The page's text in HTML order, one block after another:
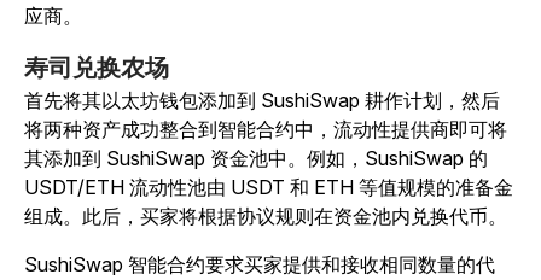
应商。
寿司兑换农场
首先将其以太坊钱包添加到 SushiSwap 耕作计划，然后
将两种资产成功整合到智能合约中，流动性提供商即可将
其添加到 SushiSwap 资金池中。例如，SushiSwap 的
USDT/ETH 流动性池由 USDT 和 ETH 等值规模的准备金
组成。此后，买家将根据协议规则在资金池内兑换代币。
SushiSwap 智能合约要求买家提供和接收相同数量的代